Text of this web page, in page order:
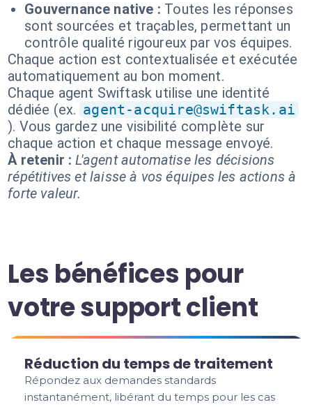
Gouvernance native : Toutes les réponses
sont sourcées et traçables, permettant un
contrôle qualité rigoureux par vos équipes.
Chaque action est contextualisée et exécutée
automatiquement au bon moment.
Chaque agent Swiftask utilise une identité
dédiée (ex. agent-acquire@swiftask.ai
). Vous gardez une visibilité complète sur
chaque action et chaque message envoyé.
À retenir : L'agent automatise les décisions
répétitives et laisse à vos équipes les actions à
forte valeur.
Les bénéfices pour
votre support client
Réduction du temps de traitement
Répondez aux demandes standards
instantanément, libérant du temps pour les cas